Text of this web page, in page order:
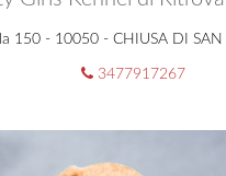
150 - 10050 - CHIUSA DI SAN
3477917267